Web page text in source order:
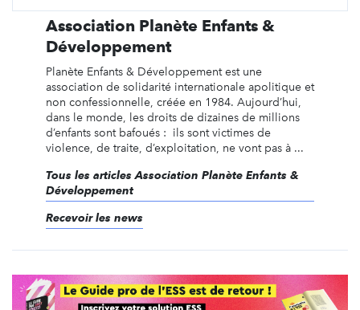
Association Planète Enfants &
Développement
Planète Enfants & Développement est une
association de solidarité internationale apolitique et
non confessionnelle, créée en 1984. Aujourd’hui,
dans le monde, les droits de dizaines de millions
d’enfants sont bafoués : ils sont victimes de
violence, de traite, d’exploitation, ne vont pas à ...
Tous les articles Association Planète Enfants &
Développement
Recevoir les news